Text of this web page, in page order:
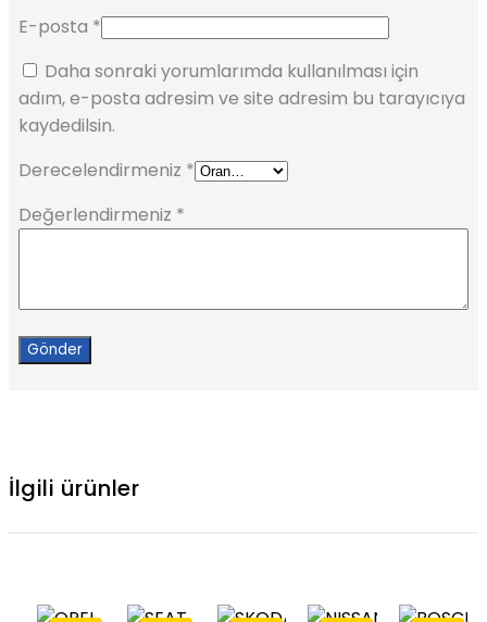
E-posta *
Daha sonraki yorumlarımda kullanılması için
adım, e-posta adresim ve site adresim bu tarayıcıya
kaydedilsin.
Derecelendirmeniz *
Değerlendirmeniz *
İlgili ürünler